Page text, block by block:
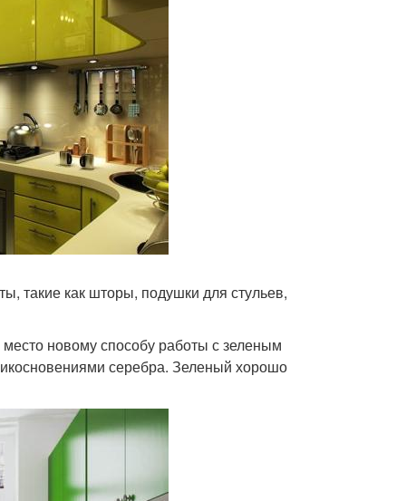
такие как шторы, подушки для стульев,
новому способу работы с зеленым
серебра. Зеленый хорошо